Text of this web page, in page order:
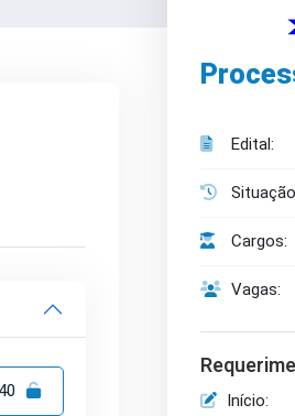
Edital:
Cargos:
Vagas:
Início: